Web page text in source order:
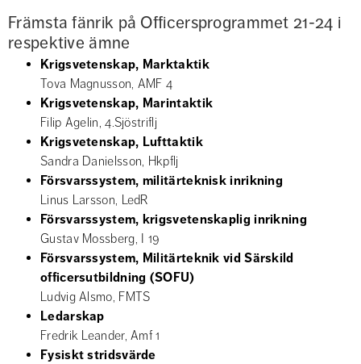
Främsta fänrik på Officersprogrammet 21-24 i
respektive ämne
Krigsvetenskap, Marktaktik
Tova Magnusson, AMF 4
Krigsvetenskap, Marintaktik
Filip Agelin, 4.Sjöstriflj
Krigsvetenskap, Lufttaktik
Sandra Danielsson, Hkpflj
Försvarssystem, militärteknisk inrikning
Linus Larsson, LedR
Försvarssystem, krigsvetenskaplig inrikning
Gustav Mossberg, I 19
Försvarssystem, Militärteknik vid Särskild
officersutbildning (SOFU)
Ludvig Alsmo, FMTS
Ledarskap
Fredrik Leander, Amf 1
Fysiskt stridsvärde